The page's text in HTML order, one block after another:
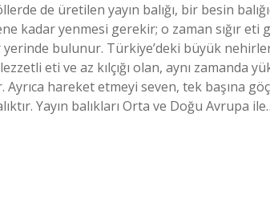
de üretilen yayın balığı, bir besin
kadar yenmesi gerekir; o zaman sığır eti
yerinde bulunur. Türkiye’deki büyük
eti ve az kılçığı olan, aynı zamanda
Ayrıca hareket etmeyi seven, tek başına
Yayın balıkları Orta ve Doğu Avrupa